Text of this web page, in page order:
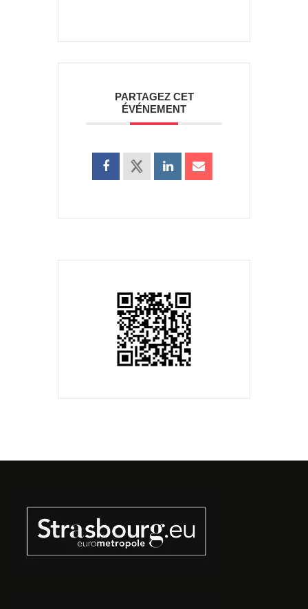
PARTAGEZ CET
ÉVÉNEMENT